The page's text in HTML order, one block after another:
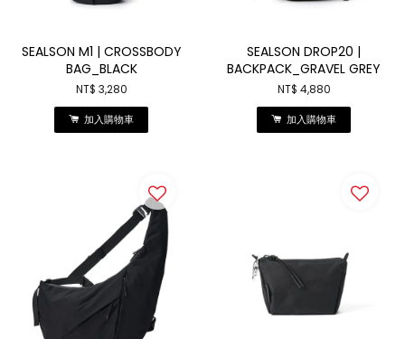
SEALSON M1 | CROSSBODY
BAG_BLACK
NT$ 3,280
加入購物車
SEALSON DROP20 |
BACKPACK_GRAVEL GREY
NT$ 4,880
加入購物車